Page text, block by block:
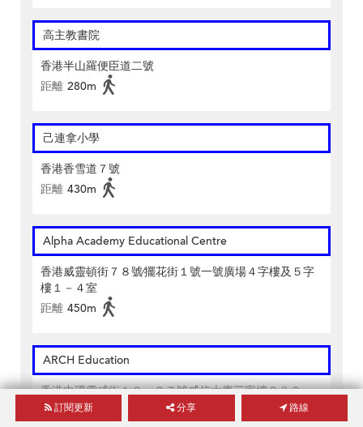
高主教書院
香港半山羅便臣道二號
距離 280m
己連拿小學
香港香雪道７號
距離 430m
Alpha Academy Educational Centre
香港威靈頓街７８號∕擺花街１號一號廣場４字樓及５字
樓１－４室
距離 450m
ARCH Education
香港中環雲咸街１９－２７號威信大廈三字樓２０２－
２０５室
訂閱更新 分享 路線